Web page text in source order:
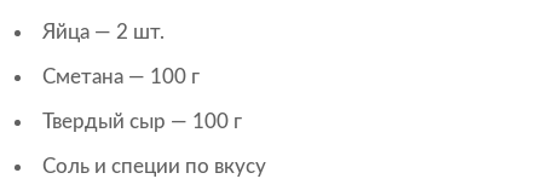
Яйца — 2 шт.
Сметана — 100 г
Твердый сыр — 100 г
Соль и специи по вкусу